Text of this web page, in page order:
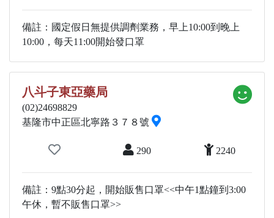
備註：國定假日無提供調劑業務，早上10:00到晚上
10:00，每天11:00開始發口罩
八斗子東亞藥局
(02)24698829
基隆市中正區北寧路３７８號
290 2240
備註：9點30分起，開始販售口罩<<中午1點鐘到3:00
午休，暫不販售口罩>>